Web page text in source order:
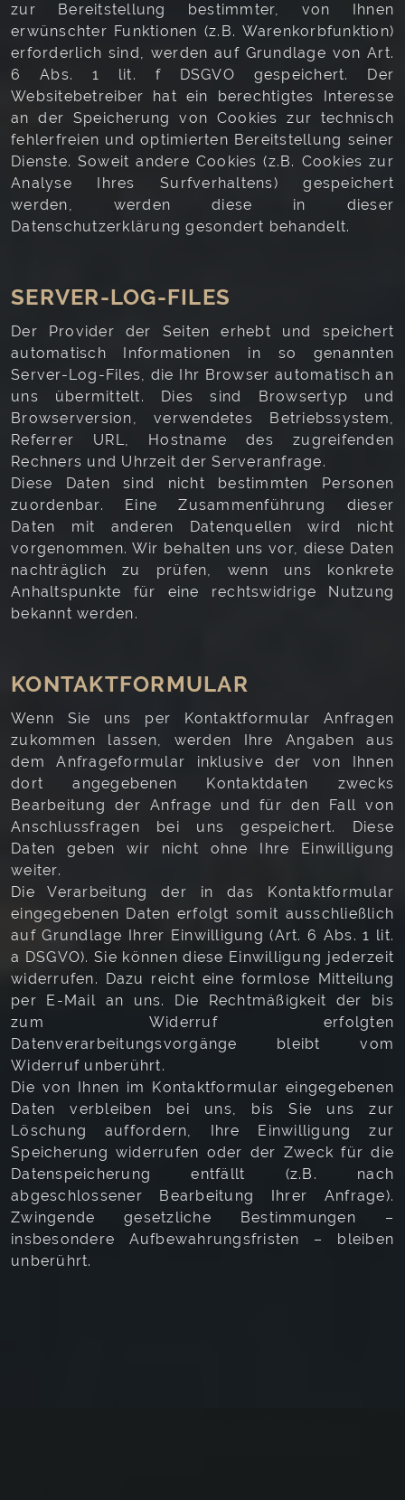
zur Bereitstellung bestimmter, von Ihnen
erwünschter Funktionen (z.B. Warenkorbfunktion)
erforderlich sind, werden auf Grundlage von Art.
6 Abs. 1 lit. f DSGVO gespeichert. Der
Websitebetreiber hat ein berechtigtes Interesse
an der Speicherung von Cookies zur technisch
fehlerfreien und optimierten Bereitstellung seiner
Dienste. Soweit andere Cookies (z.B. Cookies zur
Analyse Ihres Surfverhaltens) gespeichert
werden, werden diese in dieser
Datenschutzerklärung gesondert behandelt.
SERVER-LOG-FILES
Der Provider der Seiten erhebt und speichert
automatisch Informationen in so genannten
Server-Log-Files, die Ihr Browser automatisch an
uns übermittelt. Dies sind Browsertyp und
Browserversion, verwendetes Betriebssystem,
Referrer URL, Hostname des zugreifenden
Rechners und Uhrzeit der Serveranfrage.
Diese Daten sind nicht bestimmten Personen
zuordenbar. Eine Zusammenführung dieser
Daten mit anderen Datenquellen wird nicht
vorgenommen. Wir behalten uns vor, diese Daten
nachträglich zu prüfen, wenn uns konkrete
Anhaltspunkte für eine rechtswidrige Nutzung
bekannt werden.
KONTAKTFORMULAR
Wenn Sie uns per Kontaktformular Anfragen
zukommen lassen, werden Ihre Angaben aus
dem Anfrageformular inklusive der von Ihnen
dort angegebenen Kontaktdaten zwecks
Bearbeitung der Anfrage und für den Fall von
Anschlussfragen bei uns gespeichert. Diese
Daten geben wir nicht ohne Ihre Einwilligung
weiter.
Die Verarbeitung der in das Kontaktformular
eingegebenen Daten erfolgt somit ausschließlich
auf Grundlage Ihrer Einwilligung (Art. 6 Abs. 1 lit.
a DSGVO). Sie können diese Einwilligung jederzeit
widerrufen. Dazu reicht eine formlose Mitteilung
per E-Mail an uns. Die Rechtmäßigkeit der bis
zum Widerruf erfolgten
Datenverarbeitungsvorgänge bleibt vom
Widerruf unberührt.
Die von Ihnen im Kontaktformular eingegebenen
Daten verbleiben bei uns, bis Sie uns zur
Löschung auffordern, Ihre Einwilligung zur
Speicherung widerrufen oder der Zweck für die
Datenspeicherung entfällt (z.B. nach
abgeschlossener Bearbeitung Ihrer Anfrage).
Zwingende gesetzliche Bestimmungen –
insbesondere Aufbewahrungsfristen – bleiben
unberührt.